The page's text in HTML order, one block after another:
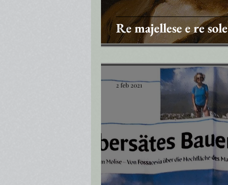
Re majellese e re sole
2 feb 2021